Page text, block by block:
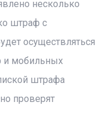
несколько
штраф с
осуществляться
и мобильных
штрафа
проверят